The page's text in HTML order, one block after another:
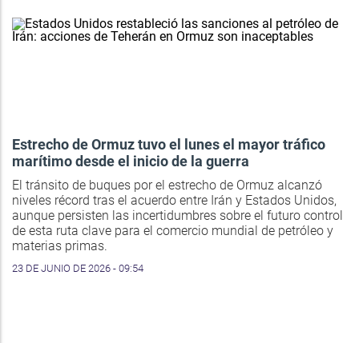
Estrecho de Ormuz tuvo el lunes el mayor tráfico
marítimo desde el inicio de la guerra
El tránsito de buques por el estrecho de Ormuz alcanzó
niveles récord tras el acuerdo entre Irán y Estados Unidos,
aunque persisten las incertidumbres sobre el futuro control
de esta ruta clave para el comercio mundial de petróleo y
materias primas.
23 DE JUNIO DE 2026 - 09:54